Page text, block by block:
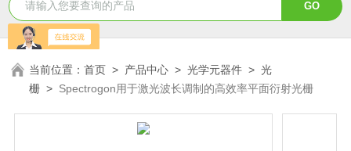
当前位置：首页 > 产品中心 >光学元器件 >光
栅 > Spectrogon用于激光波长调制的高效率平面衍射光栅